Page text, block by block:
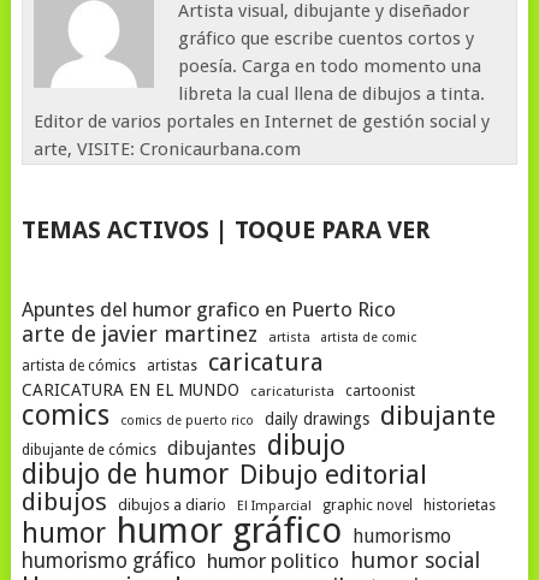
Artista visual, dibujante y diseñador
gráfico que escribe cuentos cortos y
poesía. Carga en todo momento una
libreta la cual llena de dibujos a tinta.
Editor de varios portales en Internet de gestión social y
arte, VISITE: Cronicaurbana.com
TEMAS ACTIVOS | TOQUE PARA VER
Apuntes del humor grafico en Puerto Rico
arte de javier martinez artista artista de comic
artista de cómics artistas caricatura
CARICATURA EN EL MUNDO caricaturista cartoonist
comics comics de puerto rico daily drawings dibujante
dibujante de cómics dibujantes dibujo
dibujo de humor Dibujo editorial
dibujos dibujos a diario El Imparcial graphic novel historietas
humor humor gráfico humorismo
humorismo gráfico humor politico humor social